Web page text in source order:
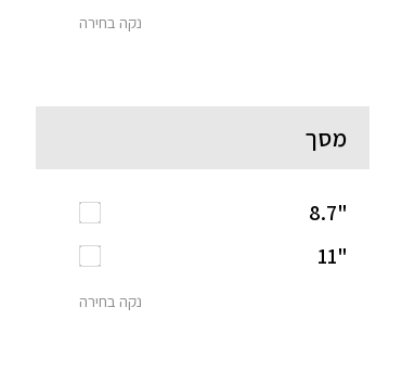
נקה בחירה
מסך
"8.7
"11
נקה בחירה